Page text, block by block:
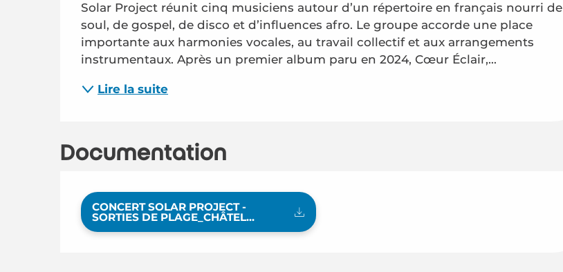
Solar Project réunit cinq musiciens autour d’un répertoire en français nourri de
soul, de gospel, de disco et d’influences afro. Le groupe accorde une place
importante aux harmonies vocales, au travail collectif et aux arrangements
instrumentaux. Après un premier album paru en 2024, Cœur Éclair,...
Lire la suite
Documentation
CONCERT SOLAR PROJECT -
SORTIES DE PLAGE_CHÂTEL...